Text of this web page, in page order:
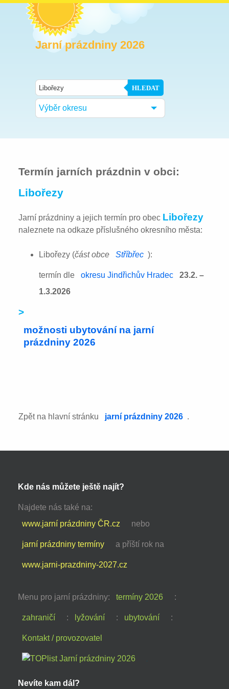
Jarní prázdniny 2026
HLEDAT
Výběr okresu
Termín jarních prázdnin v obci:
Libořezy
Jarní prázdniny a jejich termín pro obec Libořezy
naleznete na odkaze příslušného okresního města:
Libořezy (část obce Stříbřec ):
termín dle okresu Jindřichův Hradec
23.2. –
1.3.2026
>
možnosti ubytování na jarní
prázdniny 2026
Zpět na hlavní stránku jarní prázdniny 2026 .
Kde nás můžete ještě najít?
Najdete nás také na:
www.jarní prázdniny ČR.cz
nebo
jarní prázdniny termíny a příští rok na
www.jarni-prazdniny-2027.cz
Menu pro jarní prázdniny: termíny 2026 :
zahraničí : lyžování : ubytování :
Kontakt / provozovatel
Nevíte kam dál?